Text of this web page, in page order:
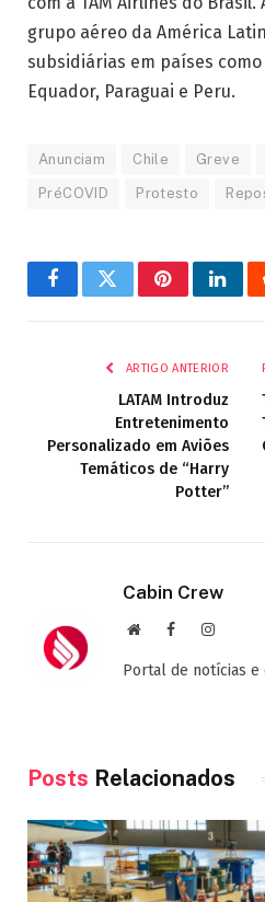
grupo aéreo da América
subsidiárias em países como
Equador, Paraguai e Peru.
Anunciam Chile Greve
PréCOVID Protesto
FacebookTwitterPinterest
ARTIGO ANTERIOR
LATAM Introduz
Entretenimento
Personalizado em Aviões
Temáticos de “Harry
Potter”
Cabin Crew
Site Facebook
Portal de notícias e
Posts Relacionados